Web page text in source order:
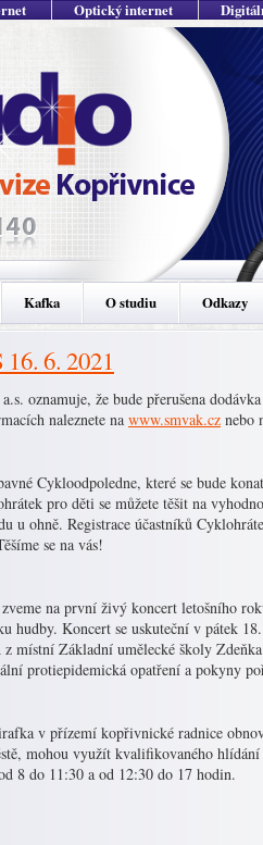
Optický internet
Kafka O studiu Odkazy
6. 2021
oznamuje, že bude přerušena
naleznete na www.smvak.cz nebo
Cykloodpoledne, které se bude
pro děti se můžete těšit na
u ohně. Registrace účastníků
se na vás!
zveme na první živý koncert letošního
hudby. Koncert se uskuteční v pátek
místní Základní umělecké školy
protiepidemická opatření a pokyny
v přízemí kopřivnické radnice
mohou využít kvalifikovaného
8 do 11:30 a od 12:30 do 17 hodin.